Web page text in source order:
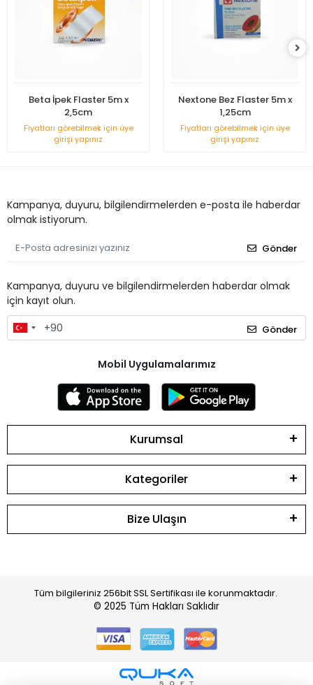
Beta İpek Flaster 5m x
2,5cm
Fiyatları görebilmek için üye
girişi yapınız
Nextone Bez Flaster 5m x
1,25cm
Fiyatları görebilmek için üye
girişi yapınız
Kampanya, duyuru, bilgilendirmelerden e-posta ile haberdar
olmak istiyorum.
Gönder
Kampanya, duyuru ve bilgilendirmelerden haberdar olmak
için kayıt olun.
Gönder
Mobil Uygulamalarımız
Kurumsal
Kategoriler
Bize Ulaşın
Tüm bilgileriniz 256bit SSL Sertifikası ile korunmaktadır.
© 2025 Tüm Hakları Saklıdır